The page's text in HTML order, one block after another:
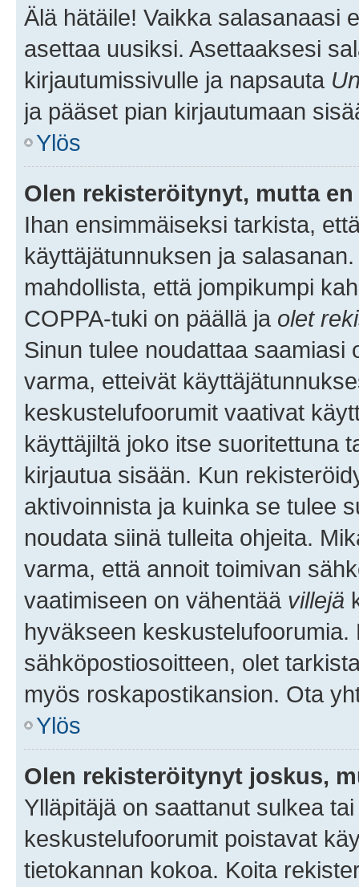
Älä hätäile! Vaikka salasanaasi
asettaa uusiksi. Asettaaksesi
kirjautumissivulle ja napsauta
ja pääset pian kirjautumaan
Ylös
Olen rekisteröitynyt, mutta
Ihan ensimmäiseksi tarkista,
käyttäjätunnuksen ja
mahdollista, että jompikumpi
COPPA-tuki on päällä ja olet
Sinun tulee noudattaa saamiasi
varma, etteivät
keskustelufoorumit vaativat
käyttäjiltä joko itse suoritettuna
kirjautua sisään. Kun
aktivoinnista ja kuinka se tulee
noudata siinä tulleita ohjeita.
varma, että annoit toimivan
vaatimiseen on vähentää villejä
hyväkseen
sähköpostiosoitteen, olet
myös roskapostikansion. Ota
Ylös
Olen rekisteröitynyt joskus,
Ylläpitäjä on saattanut sulkea
keskustelufoorumit poistavat
tietokannan kokoa. Koita